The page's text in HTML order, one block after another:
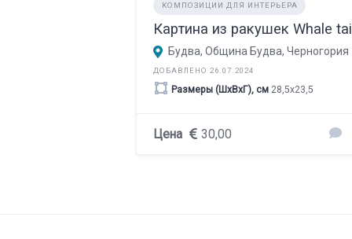
КОМПОЗИЦИИ ДЛЯ ИНТЕРЬЕРА
Картина из ракушек Whale tail
Будва, Община Будва, Черногория
ДОБАВЛЕНО 26.07.2024
Размеры (ШхВхГ), см 28,5х23,5
Цена 30,00